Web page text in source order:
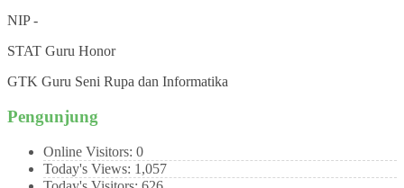
NIP-
STAT Guru Honor
GTK Guru Seni Rupa dan Informatika
Pengunjung
Online Visitors: 0
Today's Views: 1,057